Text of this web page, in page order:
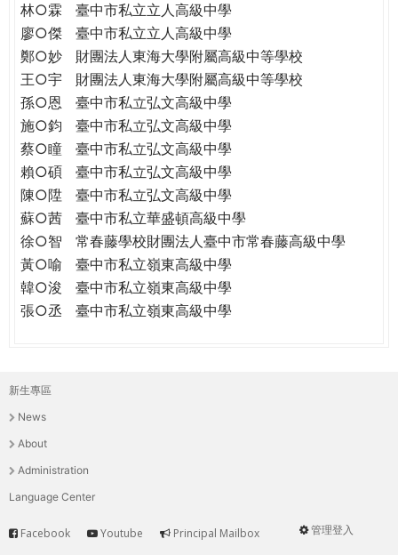
林○霖
臺中市私立立人高級中學
廖○傑
臺中市私立立人高級中學
鄭○妙
財團法人東海大學附屬高級中等學校
王○宇
財團法人東海大學附屬高級中等學校
孫○恩
臺中市私立弘文高級中學
施○鈞
臺中市私立弘文高級中學
蔡○瞳
臺中市私立弘文高級中學
賴○碩
臺中市私立弘文高級中學
陳○陞
臺中市私立弘文高級中學
蘇○茜
臺中市私立華盛頓高級中學
徐○智
常春藤學校財團法人臺中市常春藤高級中學
黃○喻
臺中市私立嶺東高級中學
韓○浚
臺中市私立嶺東高級中學
張○丞
臺中市私立嶺東高級中學
主
選
單
新生專區
News
About
Administration
Language Center
User
管理登入
Service
Facebook Youtube Principal Mailbox